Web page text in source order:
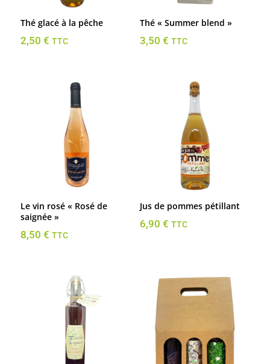
Thé glacé à la pêche
2,50 € TTC
Thé « Summer blend »
3,50 € TTC
Le vin rosé « Rosé de
saignée »
8,50 € TTC
Jus de pommes pétillant
6,90 € TTC